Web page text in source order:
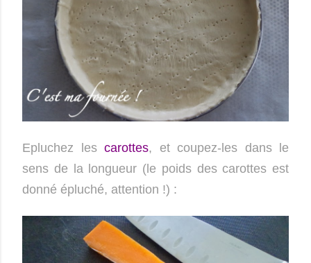
Epluchez les carottes, et coupez-les dans le
sens de la longueur (le poids des carottes est
donné épluché, attention !) :